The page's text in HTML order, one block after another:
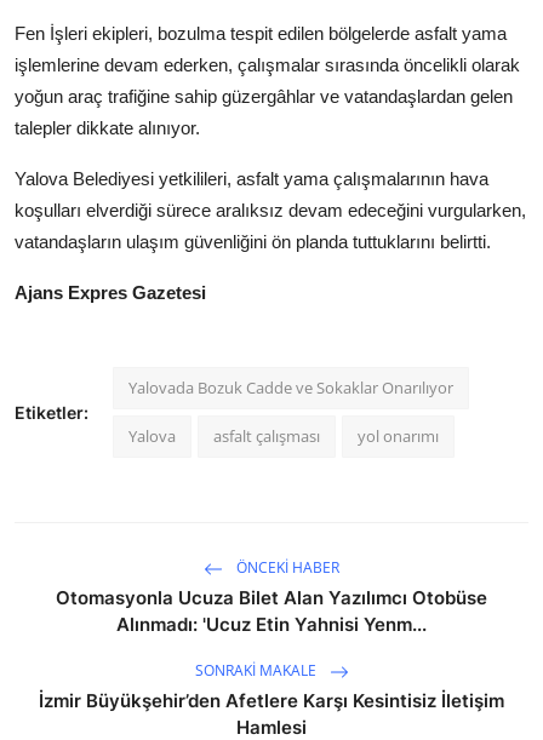
Asayiş
Köşe Yazısı
Dernek
Galeri
Gastronomi
E-GAZETE
Fen İşleri ekipleri, bozulma tespit edilen bölgelerde asfalt yama
işlemlerine devam ederken, çalışmalar sırasında öncelikli olarak
yoğun araç trafiğine sahip güzergâhlar ve vatandaşlardan gelen
talepler dikkate alınıyor.
Yalova Belediyesi yetkilileri, asfalt yama çalışmalarının hava
koşulları elverdiği sürece aralıksız devam edeceğini vurgularken,
vatandaşların ulaşım güvenliğini ön planda tuttuklarını belirtti.
Ajans Expres Gazetesi
Etiketler:
Yalovada Bozuk Cadde ve Sokaklar Onarılıyor
Yalova asfalt çalışması yol onarımı
ÖNCEKI HABER
Otomasyonla Ucuza Bilet Alan Yazılımcı Otobüse
Alınmadı: 'Ucuz Etin Yahnisi Yenm...
SONRAKI MAKALE
İzmir Büyükşehir’den Afetlere Karşı Kesintisiz İletişim
Hamlesi